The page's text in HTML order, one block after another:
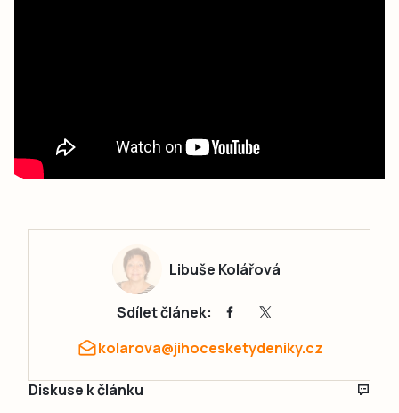
Libuše Kolářová
Sdílet článek:
kolarova@jihocesketydeniky.cz
Diskuse k článku